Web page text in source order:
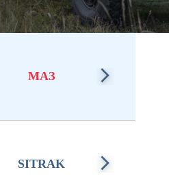
МАЗ
SITRAK